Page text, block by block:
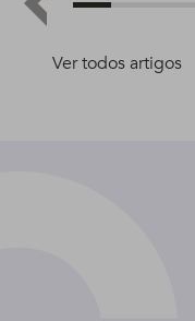
Ver todos artigos